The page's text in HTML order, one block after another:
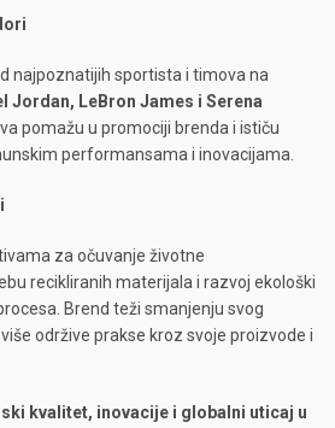
najpoznatijih sportista i timova na
Jordan, LeBron James i Serena
pomažu u promociji brenda i ističu
performansama i inovacijama.
za očuvanje životne
recikliranih materijala i razvoj ekološki
Brend teži smanjenju svog
održive prakse kroz svoje proizvode i
kvalitet, inovacije i globalni uticaj u